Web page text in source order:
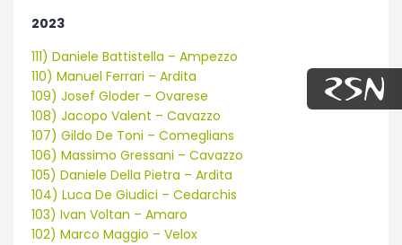
2023
111) Daniele Battistella – Ampezzo
110) Manuel Ferrari – Ardita
109) Josef Gloder – Ovarese
108) Jacopo Valent – Cavazzo
107) Gildo De Toni – Comeglians
106) Massimo Gressani – Cavazzo
105) Daniele Della Pietra – Ardita
104) Luca De Giudici – Cedarchis
103) Ivan Voltan – Amaro
102) Marco Maggio – Velox